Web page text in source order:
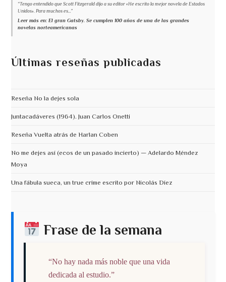
“Tengo entendido que Scott Fitzgerald dijo a su editor «He escrito la mejor novela de Estados
Unidos». Para muchos es...”
Leer más en: El gran Gatsby. Se cumplen 100 años de una de las grandes
novelas norteamericanas
Últimas reseñas publicadas
Reseña No la dejes sola
Juntacadáveres (1964). Juan Carlos Onetti
Reseña Vuelta atrás de Harlan Coben
No me dejes así (ecos de un pasado incierto) — Adelardo Méndez
Moya
Una fábula sueca, un true crime escrito por Nicolás Díez
Frase de la semana
“No hay nada más noble que una vida
dedicada al estudio.”